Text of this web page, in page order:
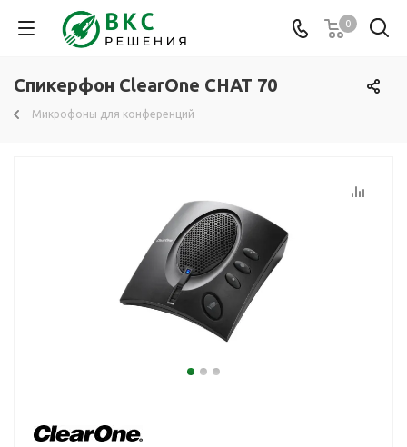
0
Спикерфон ClearOne CHAT 70
Микрофоны для конференций